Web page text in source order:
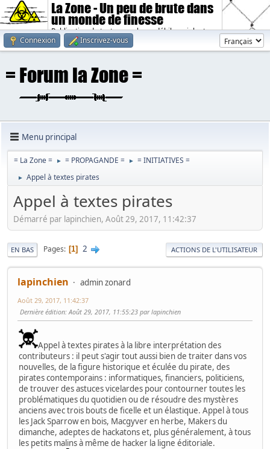
La Zone - Un peu de brute dans
un monde de finesse
Publication de textes sombres, débiles, violents.
Connexion
Inscrivez-vous
Menu principal
= La Zone = ► = PROPAGANDE = ► = INITIATIVES =
► Appel à textes pirates
Appel à textes pirates
Démarré par lapinchien, Août 29, 2017, 11:42:37
EN BAS Pages 1 2 ACTIONS DE L'UTILISATEUR
lapinchien admin zonard
Août 29, 2017, 11:42:37
Dernière édition: Août 29, 2017, 11:55:23 par lapinchien
Appel à textes pirates à la libre interprétation des
contributeurs : il peut s'agir tout aussi bien de traiter dans vos
nouvelles, de la figure historique et éculée du pirate, des
pirates contemporains : informatiques, financiers, politiciens,
de trouver des astuces vicelardes pour contourner toutes les
problématiques du quotidien ou de résoudre des mystères
anciens avec trois bouts de ficelle et un élastique. Appel à tous
les Jack Sparrow en bois, Macgyver en herbe, Makers du
dimanche, adeptes de hackatons et, plus généralement, à tous
les petits malins à même de hacker la ligne éditoriale.